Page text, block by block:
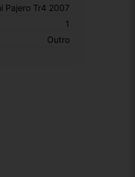
Pajero Tr4 2007
1
Outro